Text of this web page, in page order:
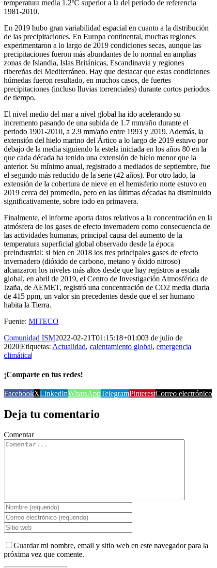
temperatura media 1.2ºC superior a la del período de referencia
1981-2010.
En 2019 hubo gran variabilidad espacial en cuanto a la distribución
de las precipitaciones. En Europa continental, muchas regiones
experimentaron a lo largo de 2019 condiciones secas, aunque las
precipitaciones fueron más abundantes de lo normal en amplias
zonas de Islandia, Islas Británicas, Escandinavia y regiones
ribereñas del Mediterráneo. Hay que destacar que estas condiciones
húmedas fueron resultado, en muchos casos, de fuertes
precipitaciones (incluso lluvias torrenciales) durante cortos períodos
de tiempo.
El nivel medio del mar a nivel global ha ido acelerando su
incremento pasando de una subida de 1.7 mm/año durante el
periodo 1901-2010, a 2.9 mm/año entre 1993 y 2019. Además, la
extensión del hielo marino del Ártico a lo largo de 2019 estuvo por
debajo de la media siguiendo la estela iniciada en los años 80 en la
que cada década ha tenido una extensión de hielo menor que la
anterior. Su mínimo anual, registrado a mediados de septiembre, fue
el segundo más reducido de la serie (42 años). Por otro lado, la
extensión de la cobertura de nieve en el hemisferio norte estuvo en
2019 cerca del promedio, pero en las últimas décadas ha disminuido
significativamente, sobre todo en primavera.
Finalmente, el informe aporta datos relativos a la concentración en la
atmósfera de los gases de efecto invernadero como consecuencia de
las actividades humanas, principal causa del aumento de la
temperatura superficial global observado desde la época
preindustrial: si bien en 2018 los tres principales gases de efecto
invernadero (dióxido de carbono, metano y óxido nitroso)
alcanzaron los niveles más altos desde que hay registros a escala
global, en abril de 2019, el Centro de Investigación Atmosférica de
Izaña, de AEMET, registró una concentración de CO2 media diaria
de 415 ppm, un valor sin precedentes desde que el ser humano
habita la Tierra.
Fuente: MITECO
Comunidad ISM2022-02-21T01:15:18+01:003 de julio de
2020|Etiquetas: Actualidad, calentamiento global, emergencia
climática|
¡Comparte en tus redes!
FacebookXLinkedInWhatsAppTelegramPinterestCorreo electrónico
Deja tu comentario
Comentar
Guardar mi nombre, email y sitio web en este navegador para la
próxima vez que comente.